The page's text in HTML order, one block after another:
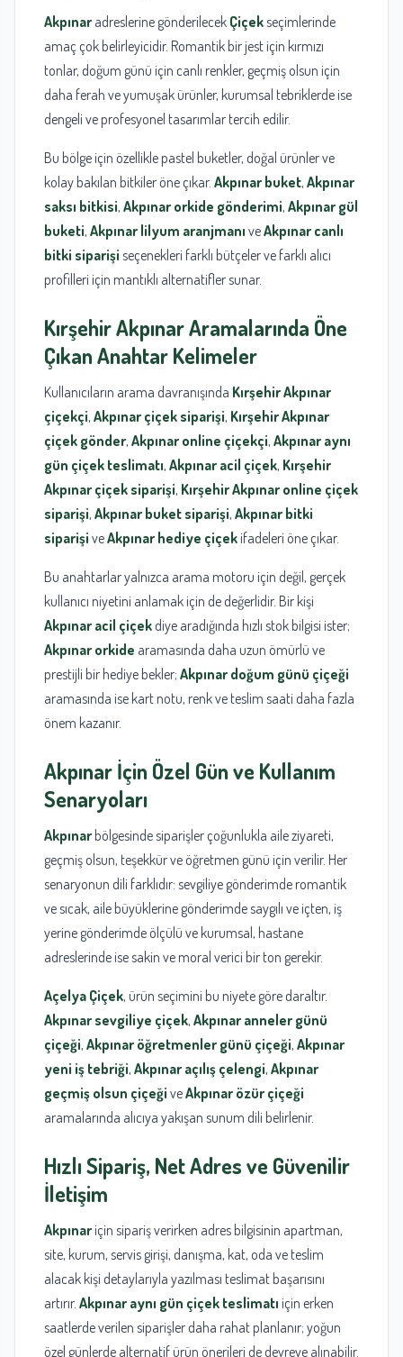
Akpınar adreslerine gönderilecek Çiçekseçimlerinde
amaç çok belirleyicidir. Romantik bir jest için kırmızı
tonlar, doğum günü için canlı renkler, geçmiş olsun için
daha ferah ve yumuşak ürünler, kurumsal tebriklerde ise
dengeli ve profesyonel tasarımlar tercih edilir.
Bu bölge için özellikle pastel buketler, doğal ürünler ve
kolay bakılan bitkiler öne çıkar. Akpınar buket, Akpınar
saksı bitkisi, Akpınar orkide gönderimi, Akpınar gül
buketi, Akpınar lilyum aranjmanı veAkpınar canlı
bitki siparişi seçenekleri farklı bütçeler ve farklı alıcı
profilleri için mantıklı alternatifler sunar.
KırşehirAkpınarAramalarında Öne
Çıkan Anahtar Kelimeler
Kullanıcıların arama davranışında Kırşehir Akpınar
çiçekçi, Akpınar çiçek siparişi, Kırşehir Akpınar
çiçek gönder, Akpınar online çiçekçi, Akpınar aynı
gün çiçek teslimatı, Akpınar acil çiçek, Kırşehir
Akpınar çiçek siparişi, Kırşehir Akpınar online çiçek
siparişi, Akpınar buket siparişi, Akpınar bitki
siparişi veAkpınar hediye çiçek ifadeleri öne çıkar.
Bu anahtarlar yalnızca arama motoru için değil, gerçek
kullanıcı niyetini anlamak için de değerlidir. Bir kişi
Akpınar acil çiçek diye aradığında hızlı stok bilgisi ister;
Akpınar orkide aramasında daha uzun ömürlü ve
prestijli bir hediye bekler; Akpınar doğum günü çiçeği
aramasında ise kart notu, renk ve teslim saati daha fazla
önem kazanır.
Akpınarİçin Özel Gün ve Kullanım
Senaryoları
Akpınar bölgesinde siparişler çoğunlukla aile ziyareti,
geçmiş olsun, teşekkür ve öğretmen günü için verilir. Her
senaryonun dili farklıdır: sevgiliye gönderimde romantik
ve sıcak, aile büyüklerine gönderimde saygılı ve içten, iş
yerine gönderimde ölçülü ve kurumsal, hastane
adreslerinde ise sakin ve moral verici bir ton gerekir.
Açelya Çiçek, ürün seçimini bu niyete göre daraltır.
Akpınar sevgiliye çiçek, Akpınar anneler günü
çiçeği, Akpınar öğretmenler günü çiçeği, Akpınar
yeni iş tebriği, Akpınar açılış çelengi, Akpınar
geçmiş olsun çiçeği veAkpınar özür çiçeği
aramalarında alıcıya yakışan sunum dili belirlenir.
Hızlı Sipariş, Net Adres ve Güvenilir
İletişim
Akpınar için sipariş verirken adres bilgisinin apartman,
site, kurum, servis girişi, danışma, kat, oda ve teslim
alacak kişi detaylarıyla yazılması teslimat başarısını
artırır. Akpınar aynı gün çiçek teslimatı için erken
saatlerde verilen siparişler daha rahat planlanır; yoğun
özel günlerde alternatif ürün önerileri de devreye alınabilir.